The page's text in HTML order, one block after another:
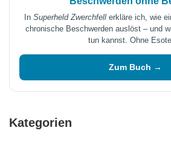
In Superheld Zwerchfellerkläre ich, wie
chronische Beschwerden auslöst – und
tun kannst. Ohne
Zum Buch →
Kategorien